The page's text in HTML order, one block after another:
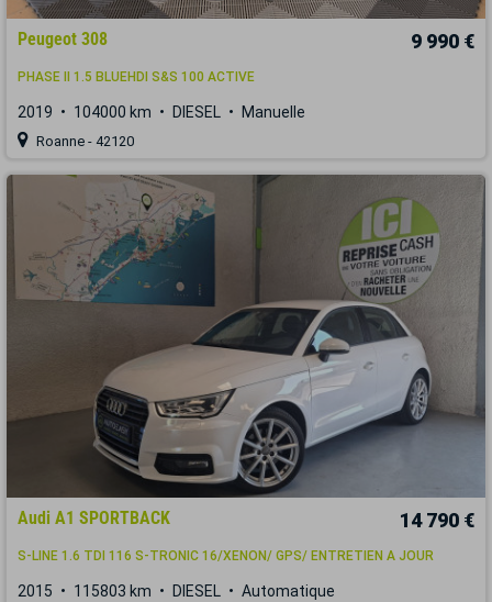
Peugeot 308 9 990 €
PHASE II 1.5 BLUEHDI S&S 100 ACTIVE
2019 104000 km DIESEL Manuelle
Roanne - 42120
Audi A1 SPORTBACK 14 790 €
S-LINE 1.6 TDI 116 S-TRONIC 16/XENON/ GPS/ ENTRETIEN A JOUR
2015 115803 km DIESEL Automatique